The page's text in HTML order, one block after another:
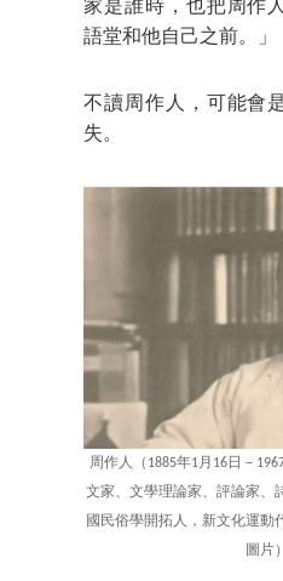
家是誰時，也把周作
語堂和他自己之前。」
不讀周作人，可能會
失。
周作人（1885年1月16日－
文家、文學理論家、評論家、
國民俗學開拓人，新文化運動
圖片）